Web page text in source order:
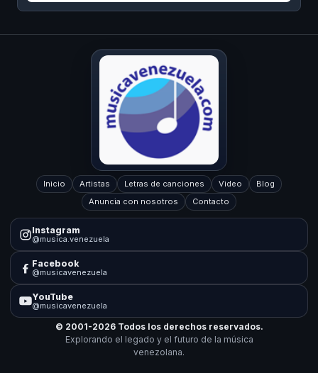
Inicio Artistas Letras de canciones Video
Blog
Anuncia con nosotros
Contacto
Instagram
@musica.venezuela
Facebook
@musicavenezuela
YouTube
@musicavenezuela
© 2001-2026 Todos los derechos reservados.
Explorando el legado y el futuro de la música
venezolana.